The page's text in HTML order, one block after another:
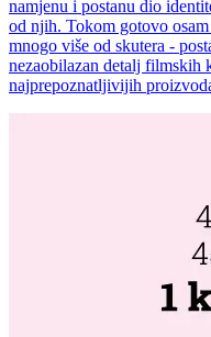
namjenu i postanu dio
od njih. Tokom gotovo
mnogo više od skutera -
nezaobilazan detalj filmskih
najprepoznatljivijih